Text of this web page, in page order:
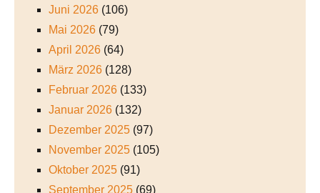
Juni 2026 (106)
Mai 2026 (79)
April 2026 (64)
März 2026 (128)
Februar 2026 (133)
Januar 2026 (132)
Dezember 2025 (97)
November 2025 (105)
Oktober 2025 (91)
September 2025 (69)